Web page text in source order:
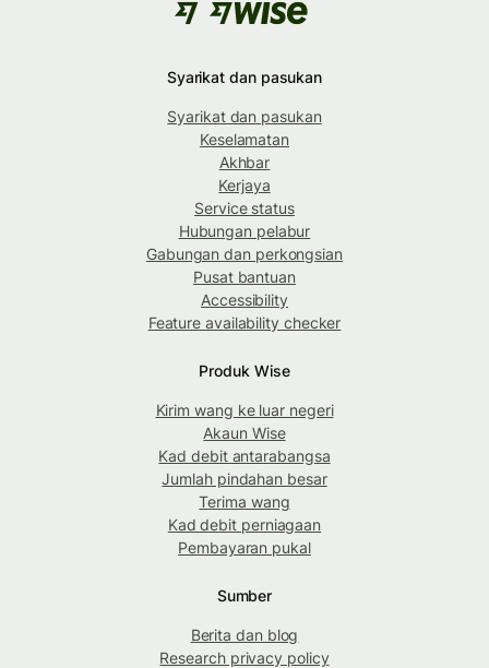
Syarikat dan pasukan
Syarikat dan pasukan
Keselamatan
Akhbar
Kerjaya
Service status
Hubungan pelabur
Gabungan dan perkongsian
Pusat bantuan
Accessibility
Feature availability checker
Produk Wise
Kirim wang ke luar negeri
Akaun Wise
Kad debit antarabangsa
Jumlah pindahan besar
Terima wang
Kad debit perniagaan
Pembayaran pukal
Sumber
Berita dan blog
Research privacy policy